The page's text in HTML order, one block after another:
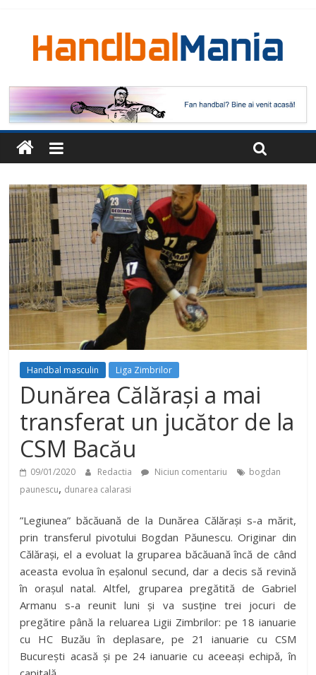
Handbal masculin Liga Zimbrilor
Dunărea Călărași a mai
transferat un jucător de la
CSM Bacău
09/01/2020 Redactia Niciun comentariu
bogdan
paunescu, dunarea calarasi
”Legiunea” băcăuană de la Dunărea Călărași s-a mărit,
prin transferul pivotului Bogdan Păunescu. Originar din
Călărași, el a evoluat la gruparea băcăuană încă de când
aceasta evolua în eșalonul secund, dar a decis să revină
în orașul natal. Altfel, gruparea pregătită de Gabriel
Armanu s-a reunit luni și va susține trei jocuri de
pregătire până la reluarea Ligii Zimbrilor: pe 18 ianuarie
cu HC Buzău în deplasare, pe 21 ianuarie cu CSM
București acasă și pe 24 ianuarie cu aceeași echipă, în